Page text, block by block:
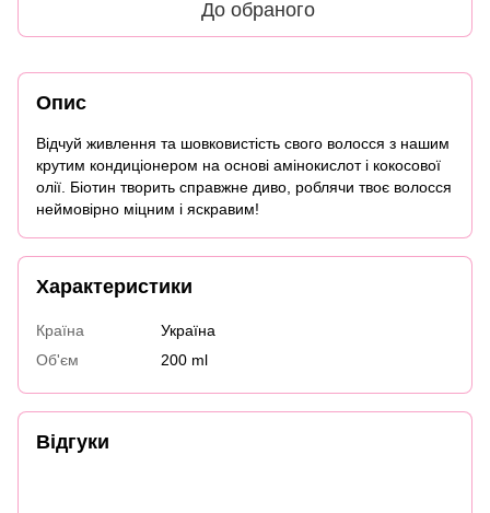
До обраного
Опис
Відчуй живлення та шовковистість свого волосся з нашим
крутим кондиціонером на основі амінокислот і кокосової
олії. Біотин творить справжне диво, роблячи твоє волосся
неймовірно міцним і яскравим!
Характеристики
Країна
Україна
Об'єм
200 ml
Відгуки